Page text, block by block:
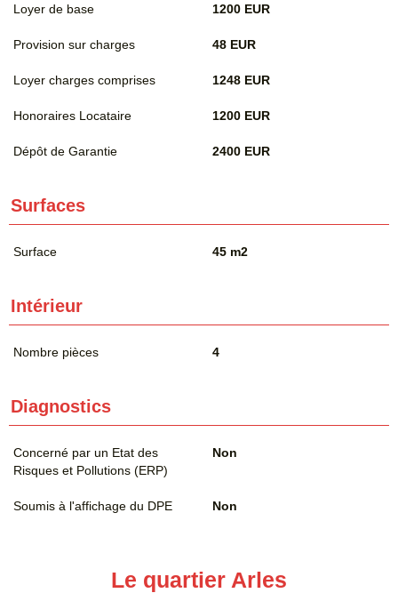
Loyer de base 1200 EUR
Provision sur charges 48 EUR
Loyer charges comprises 1248 EUR
Honoraires Locataire 1200 EUR
Dépôt de Garantie 2400 EUR
Surfaces
Surface 45 m2
Intérieur
Nombre pièces 4
Diagnostics
Concerné par un Etat des
Risques et Pollutions (ERP)
Non
Soumis à l'affichage du DPE Non
Le quartier Arles